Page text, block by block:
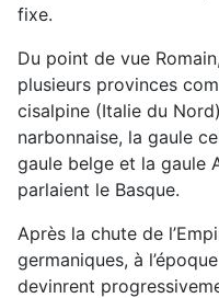
fixe.
Du point de vue
plusieurs provinces
cisalpine (Italie du
narbonnaise, la gaule
gaule belge et la gaule
parlaient le Basque.
Après la chute de
germaniques, à
devinrent